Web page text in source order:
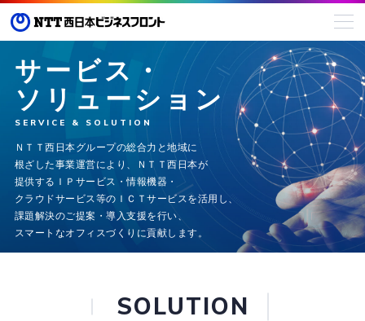
サービス・
ソリューション
SERVICE & SOLUTION
ＮＴＴ西日本グループの総合力と地域に
根ざした事業運営により、
ＮＴＴ西日本が
提供するＩＰサービス・情報機器・
クラウドサービス等の ＩＣＴサービスを活用し、
課題解決のご提案・導入支援を行い、
スマートなオフィスづくりに貢献します。
SOLUTION